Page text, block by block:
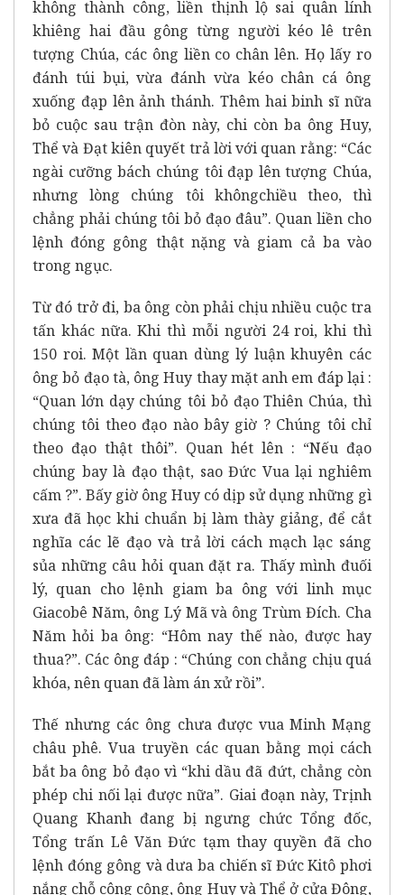
không thành công, liền thịnh lộ sai quân lính
khiêng hai đầu gông từng người kéo lê trên
tượng Chúa, các ông liền co chân lên. Họ lấy ro
đánh túi bụi, vừa đánh vừa kéo chân cá ông
xuống đạp lên ảnh thánh. Thêm hai binh sĩ nữa
bỏ cuộc sau trận đòn này, chi còn ba ông Huy,
Thể và Đạt kiên quyết trả lời với quan rằng: “Các
ngài cưỡng bách chúng tôi đạp lên tượng Chúa,
nhưng lòng chúng tôi khôngchiều theo, thì
chẳng phải chúng tôi bỏ đạo đâu”. Quan liền cho
lệnh đóng gông thật nặng và giam cả ba vào
trong ngục.
Từ đó trở đi, ba ông còn phải chịu nhiều cuộc tra
tấn khác nữa. Khi thì mỗi người 24 roi, khi thì
150 roi. Một lần quan dùng lý luận khuyên các
ông bỏ đạo tà, ông Huy thay mặt anh em đáp lại :
“Quan lớn dạy chúng tôi bỏ đạo Thiên Chúa, thì
chúng tôi theo đạo nào bây giờ ? Chúng tôi chỉ
theo đạo thật thôi”. Quan hét lên : “Nếu đạo
chúng bay là đạo thật, sao Đức Vua lại nghiêm
cấm ?”. Bấy giờ ông Huy có dịp sử dụng những gì
xưa đã học khi chuẩn bị làm thày giảng, để cắt
nghĩa các lẽ đạo và trả lời cách mạch lạc sáng
sủa những câu hỏi quan đặt ra. Thấy mình đuối
lý, quan cho lệnh giam ba ông với linh mục
Giacobê Năm, ông Lý Mã và ông Trùm Đích. Cha
Năm hỏi ba ông: “Hôm nay thế nào, được hay
thua?”. Các ông đáp : “Chúng con chẳng chịu quá
khóa, nên quan đã làm án xử rồi”.
Thế nhưng các ông chưa được vua Minh Mạng
châu phê. Vua truyền các quan bằng mọi cách
bắt ba ông bỏ đạo vì “khi dầu đã đứt, chẳng còn
phép chi nối lại được nữa”. Giai đoạn này, Trịnh
Quang Khanh đang bị ngưng chức Tổng đốc,
Tổng trấn Lê Văn Đức tạm thay quyền đã cho
lệnh đóng gông và dưa ba chiến sĩ Đức Kitô phơi
nắng chỗ công cộng, ông Huy và Thể ở cửa Đông,